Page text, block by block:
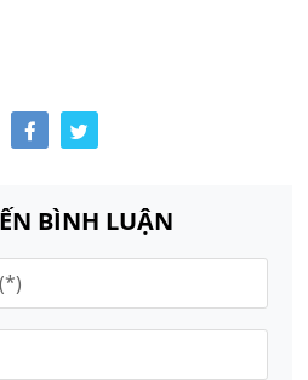
BÌNH LUẬN